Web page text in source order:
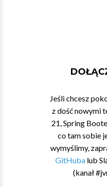
Jeśli chcesz
z dość nowymi
21, Spring
co tam sobie
wymyślimy,
GitHubalub
(kanał